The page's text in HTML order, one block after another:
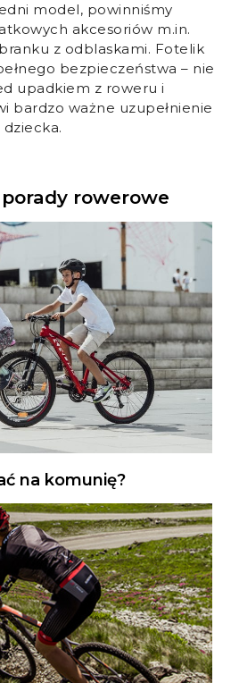
model, powinniśmy
akcesoriów m.in.
z odblaskami. Fotelik
bezpieczeństwa – nie
upadkiem z roweru i
bardzo ważne uzupełnienie
rowerowe
na komunię?